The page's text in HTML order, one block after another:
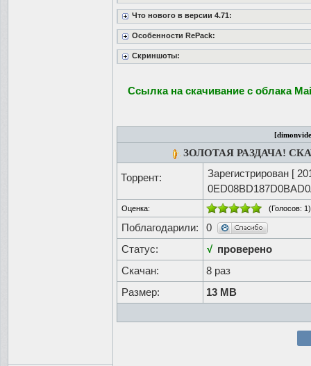
Что нового в версии 4.71:
Особенности RePack:
Скриншоты:
Ссылка на скачивание с облака
ЗОЛОТАЯ РАЗДАЧА!
Торрент: Зарегистрирован [
Оценка: (Голосов: 1)
Поблагодарили:
0
Статус:
√ проверено
Скачан:
8 раз
Размер:
13 MB